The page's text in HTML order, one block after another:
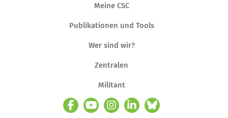
Meine CSC
Publikationen und Tools
Wer sind wir?
Zentralen
Militant